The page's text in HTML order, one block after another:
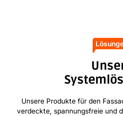
Unsere Produkte für den
verdeckte, spannungsfreie und